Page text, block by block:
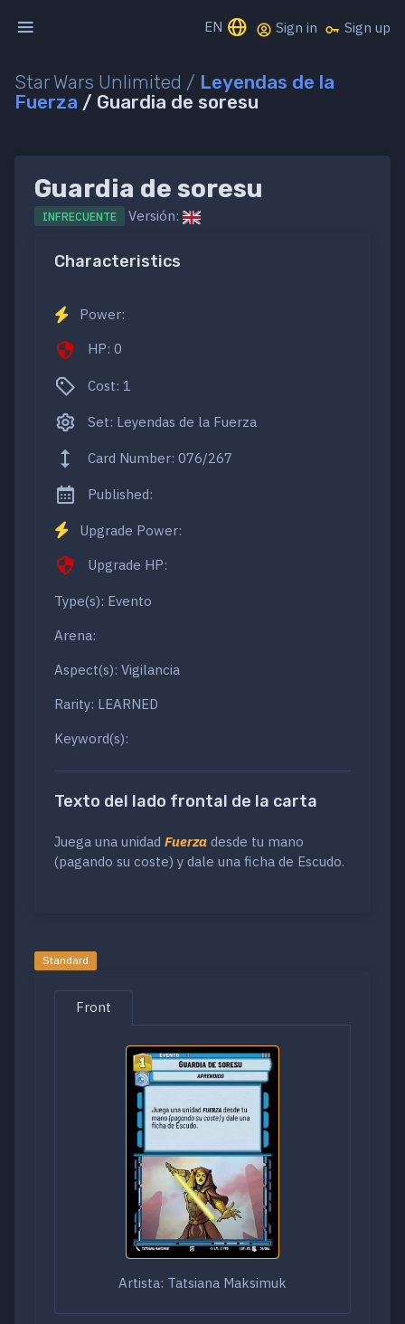
EN Sign in Sign up
Star Wars Unlimited / Leyendas de la
Fuerza / Guardia de soresu
Guardia de soresu
INFRECUENTE Versión:
Characteristics
Power:
HP: 0
Cost: 1
Set: Leyendas de la Fuerza
Card Number: 076/267
Published:
Upgrade Power:
Upgrade HP:
Type(s): Evento
Arena:
Aspect(s): Vigilancia
Rarity: LEARNED
Keyword(s):
Texto del lado frontal de la carta
Juega una unidad Fuerza desde tu mano
(pagando su coste) y dale una ficha de Escudo.
Standard
Front
Artista: Tatsiana Maksimuk